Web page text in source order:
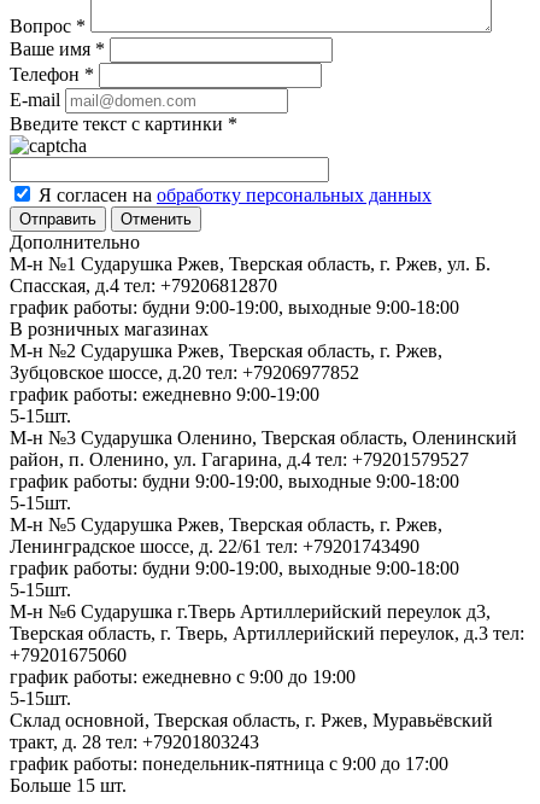
Вопрос *
Ваше имя *
Телефон *
E-mail
Введите текст с картинки *
Я согласен на обработку персональных данных
Отменить
Дополнительно
М-н №1 Сударушка Ржев, Тверская область, г. Ржев, ул. Б.
Спасская, д.4 тел: +79206812870
график работы: будни 9:00-19:00, выходные 9:00-18:00
В розничных магазинах
М-н №2 Cударушка Ржев, Тверская область, г. Ржев,
Зубцовское шоссе, д.20 тел: +79206977852
график работы: ежедневно 9:00-19:00
5-15шт.
М-н №3 Сударушка Оленино, Тверская область, Оленинский
район, п. Оленино, ул. Гагарина, д.4 тел: +79201579527
график работы: будни 9:00-19:00, выходные 9:00-18:00
5-15шт.
М-н №5 Сударушка Ржев, Тверская область, г. Ржев,
Ленинградское шоссе, д. 22/61 тел: +79201743490
график работы: будни 9:00-19:00, выходные 9:00-18:00
5-15шт.
М-н №6 Сударушка г.Тверь Артиллерийский переулок д3,
Тверская область, г. Тверь, Артиллерийский переулок, д.3 тел:
+79201675060
график работы: ежедневно с 9:00 до 19:00
5-15шт.
Склад основной, Тверская область, г. Ржев, Муравьёвский
тракт, д. 28 тел: +79201803243
график работы: понедельник-пятница с 9:00 до 17:00
Больше 15 шт.